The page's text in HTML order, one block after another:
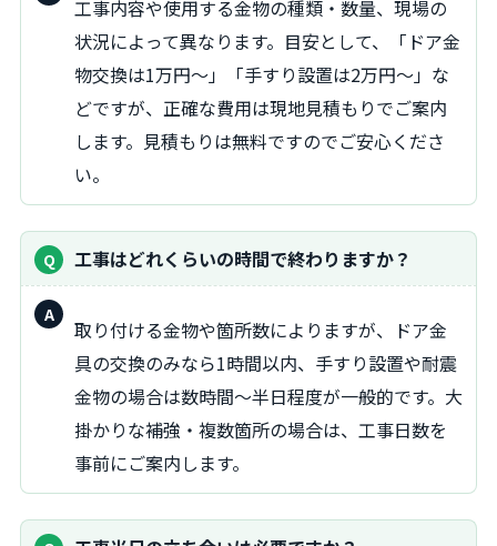
答：
工事内容や使用する金物の種類・数量、現場の
状況によって異なります。目安として、「ドア金
物交換は1万円～」「手すり設置は2万円～」な
どですが、正確な費用は現地見積もりでご案内
します。見積もりは無料ですのでご安心くださ
い。
工事はどれくらいの時間で終わりますか？
答：
取り付ける金物や箇所数によりますが、ドア金
具の交換のみなら1時間以内、手すり設置や耐震
金物の場合は数時間～半日程度が一般的です。大
掛かりな補強・複数箇所の場合は、工事日数を
事前にご案内します。